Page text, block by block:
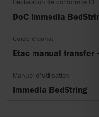
Déclaration de conformité CE
DoC Immedia
Guide d’achat
Etac manual transfer
Manuel d’utilisation
Immedia BedString